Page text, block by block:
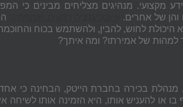
מקצועי. מנהיגים מצליחים מבינים כי
והן של אחרים.
היכולת לחוש, להבין, ולהשתמש בכוח
למהות של אמירתו? ומה איתך?
בכירה בחברת הייטק, הבחינה כי
או להעניש אותו, היא הזמינה אותו לשיחה